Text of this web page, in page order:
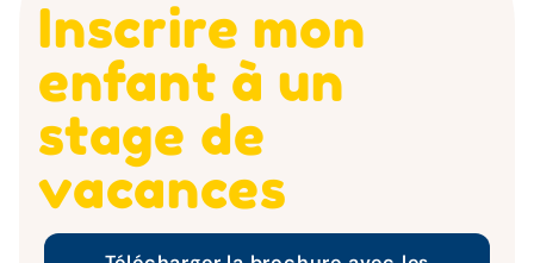
Inscrire mon
enfant à un
stage de
vacances